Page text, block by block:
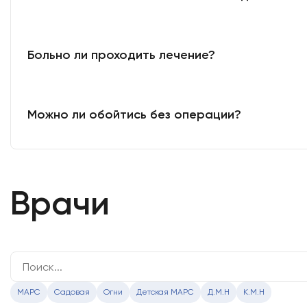
Больно ли проходить лечение?
Можно ли обойтись без операции?
Врачи
МАРС Садовая Огни Детская МАРС Д.М.Н К.М.Н